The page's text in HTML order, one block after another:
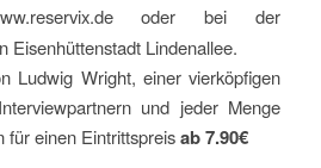
oder bei der
Eisenhüttenstadt Lindenallee.
Ludwig Wright, einer vierköpfigen
und jeder Menge
für einen Eintrittspreisab 7.90€